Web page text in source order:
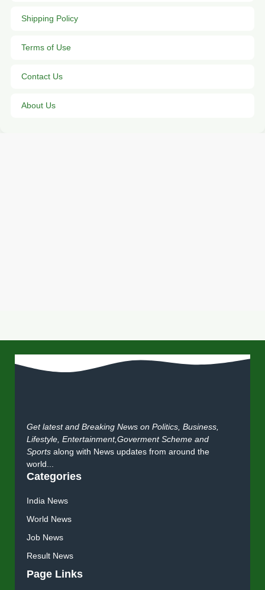
Shipping Policy
Terms of Use
Contact Us
About Us
Get latest and Breaking News on Politics, Business,
Lifestyle, Entertainment,Goverment Scheme and
Sports along with News updates from around the
world...
Categories
India News
World News
Job News
Result News
Page Links